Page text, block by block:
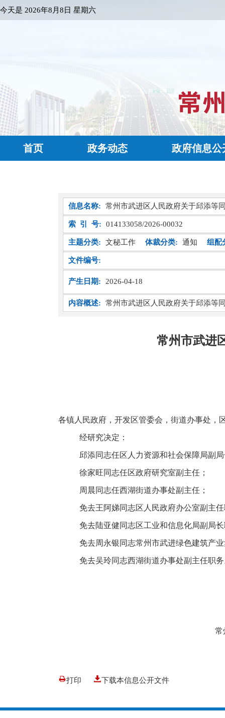
今天是 2026年8月8日 星期六
首页 政务动态 政府信息公
信息名称: 常州市武进区人民政府关于邱添等
索 引 号: 014133058/2026-00032
主题分类: 文秘工作 体裁分类: 通知 组配
文件编号:
产生日期: 2026-04-18
内容概述: 常州市武进区人民政府关于邱添等
常州市武进
各镇人民政府，开发区管委会，街道办事处，
经研究决定：
邱添同志任区人力资源和社会保障局副
徐家旺同志任区政府研究室副主任；
周晨同志任西湖街道办事处副主任；
免去王阿娣同志区 人民政府办公室副主
免去陆亚健同志区工业和信息化局副局
免去周永银同志常州市武进绿色建筑产
免去吴玲同志西湖街道办事处副主任职
常
打印 下载本信息公开文件